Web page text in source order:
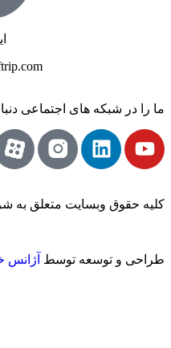
ما را در شبکه های اجتماعی
کلیه حقوق وبسایت متعلق به
طراحی و توسعه توسط آژانس